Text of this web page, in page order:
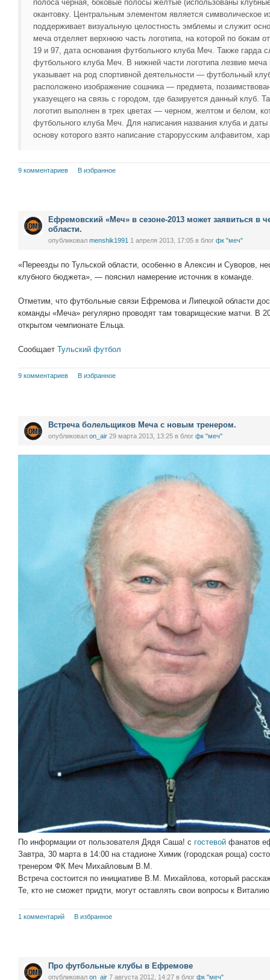
полоса черная, боковые полосы желтые (использованы
окантовку. Центральным элементом является символическое
поддерживает визуальную целостность эмблемы и служит
меча отделяет верхнюю часть логотипа, на которой по бокам
19 и 97, дата основания футбольного клуба Меч. Также гарда
футбольного клуба Меч. В нижней части логотипа лезвие
указывает на род спортивной деятельности — футбольный
расположено изображение сошника — предмета,
указуещего на связь с городом, где базируется данный клуб.
логотип выполнен в трех цветах — черном, желтом и белом,
футбольного клуба Меч. Для написания названия клуба и
основу которого взято написание старорусским алфавитом,
9 комментариев В избранное
Ефремовский «Меч» в сезоне-2013 может заявиться в
области.
опубликовал menshik1991 1 апреля 2013, 17:05 в блог фк "меч"
«Переезды по Тульской области, особенно в Алексин и Суворов,
клубного бюджета», — пояснил намерение источник в команде.
Отметим, что футбольные связи Ефремова и Липецкой области
команды «Меча» регулярно проводят там товарищеские матчи. В
открытом чемпионате Ельца.
Сообщает Тульский футбол
9 комментариев В избранное
Встреча болельщиков Меча с новым тренером.
опубликовал on_air 29 марта 2013, 13:25 в блог фк "меч"
По информации от пользователя Дядя Саша! с гостевой фанатов
Завтра, 30 марта в 14:00 на стадионе Химик (городская роща)
тренером ФК Меч Михайловым В.М.
Встреча состоится по инициативе В.М. Михайлова, который
Те, кто не сможет придти, могут оставлять свои вопросы к
1 комментарий В избранное
Про футбольные клубы в Ефремове
опубликовал on_air 7 августа 2012, 14:27 в блог фк "меч"